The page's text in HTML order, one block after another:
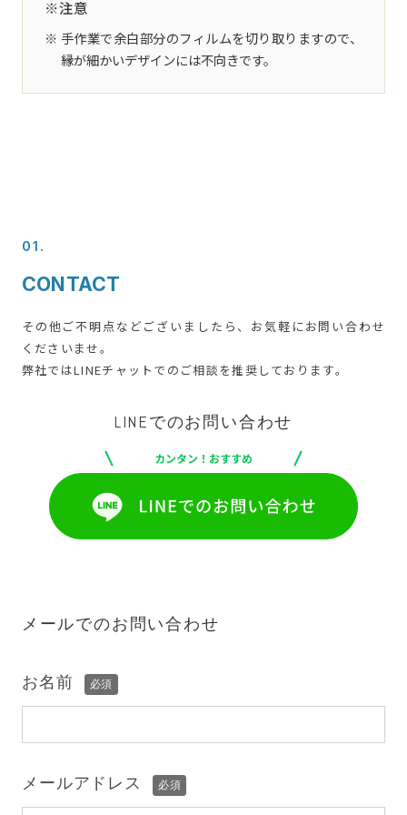
※注意
手作業で余白部分のフィルムを切り取りますので、
縁が細かいデザインには不向きです。
01.
CONTACT
その他ご不明点などございましたら、お気軽にお問い合わせ
くださいませ。
弊社ではLINEチャットでのご相談を推奨しております。
LINEでのお問い合わせ
カンタン！おすすめ
メールでのお問い合わせ
お名前 必須
メールアドレス 必須